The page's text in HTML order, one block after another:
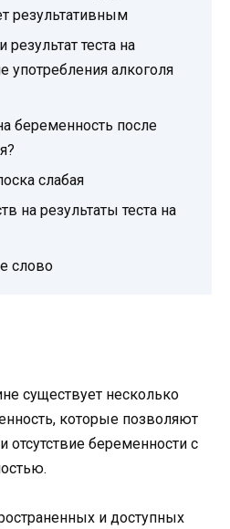
результативным
результат теста на
употребления алкоголя
беременность после
слабая
на результаты теста на
слово
существует несколько
которые позволяют
отсутствие беременности с
и доступных